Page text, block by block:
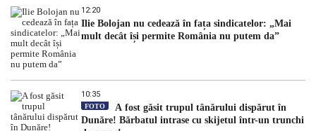
12:20
Ilie Bolojan nu cedează în fața sindicatelor: „Mai
mult decât își permite România nu putem da”
10:35
FOTO
A fost găsit trupul tânărului dispărut în
Dunăre! Bărbatul intrase cu skijetul într-un trunchi